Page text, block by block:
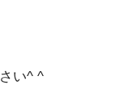
い^ ^